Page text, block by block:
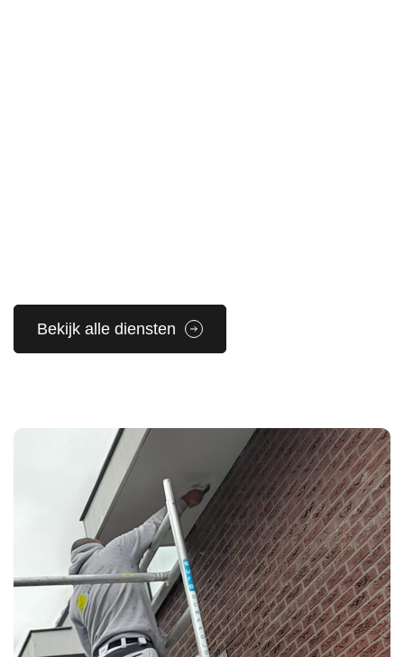
Bekijk alle diensten